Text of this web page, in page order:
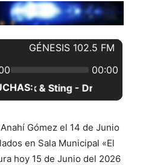
Gómez el 14 de Junio
en Sala Municipal «El
hoy 15 de Junio del 2026